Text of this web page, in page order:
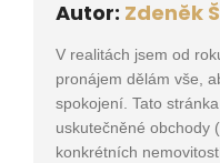
Autor: Zdeněk
V realitách jsem od
pronájem dělám vše,
spokojení. Tato
uskutečněné obchody
konkrétních